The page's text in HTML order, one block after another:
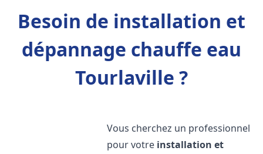
Besoin de installation et
dépannage chauffe eau
Tourlaville ?
Vous cherchez un professionnel
pour votre installation et